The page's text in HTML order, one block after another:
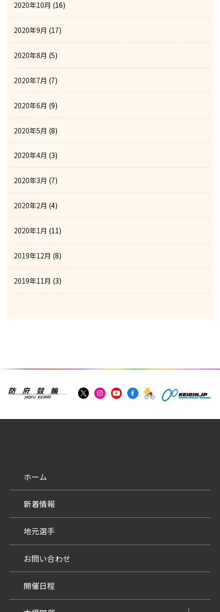
2020年10月 (16)
2020年9月 (17)
2020年8月 (5)
2020年7月 (7)
2020年6月 (9)
2020年5月 (8)
2020年4月 (3)
2020年3月 (7)
2020年2月 (4)
2020年1月 (11)
2019年12月 (8)
2019年11月 (3)
ホーム
新着情報
地元選手
お問い合わせ
開催日程